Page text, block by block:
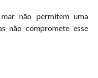
não permitem uma
não compromete esse